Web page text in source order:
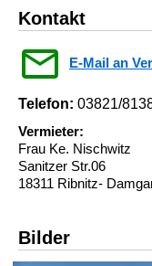
Kontakt
E-Mail an
Telefon: 03821/
Vermieter:
Frau Ke. Nischwitz
Sanitzer Str.06
18311 Ribnitz-
Bilder